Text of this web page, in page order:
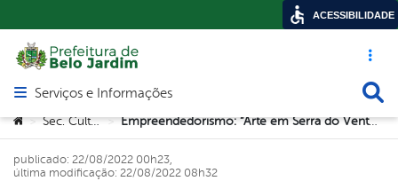
Acesso
Abrir menu principal de navegação
Serviços e Informações
Você está aqui:
> Sec. Cultura > Empreendedorismo: “Arte em Serra do Vento” reúne empreendedores do Agreste para divulgar sua arte e obter mais conhecimento
publicado: 22/08/2022 00h23,
última modificação: 22/08/2022 08h32
ACESSIBILIDADE